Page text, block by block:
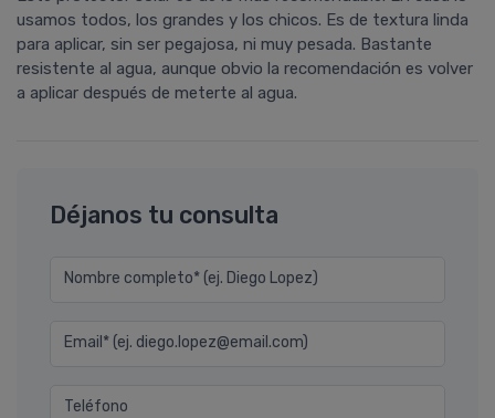
usamos todos, los grandes y los chicos. Es de textura linda
para aplicar, sin ser pegajosa, ni muy pesada. Bastante
resistente al agua, aunque obvio la recomendación es volver
a aplicar después de meterte al agua.
Déjanos tu consulta
Nombre completo* (ej. Diego Lopez)
Email* (ej. diego.lopez@email.com)
Teléfono